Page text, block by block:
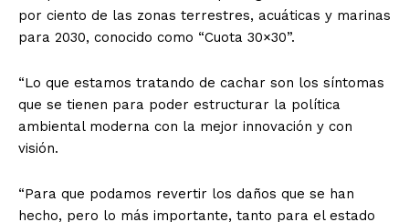
por ciento de las zonas terrestres, acuáticas y marinas
para 2030, conocido como “Cuota 30×30”.
“Lo que estamos tratando de cachar son los síntomas
que se tienen para poder estructurar la política
ambiental moderna con la mejor innovación y con
visión.
“Para que podamos revertir los daños que se han
hecho, pero lo más importante, tanto para el estado